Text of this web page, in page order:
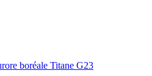
boréale Titane G23